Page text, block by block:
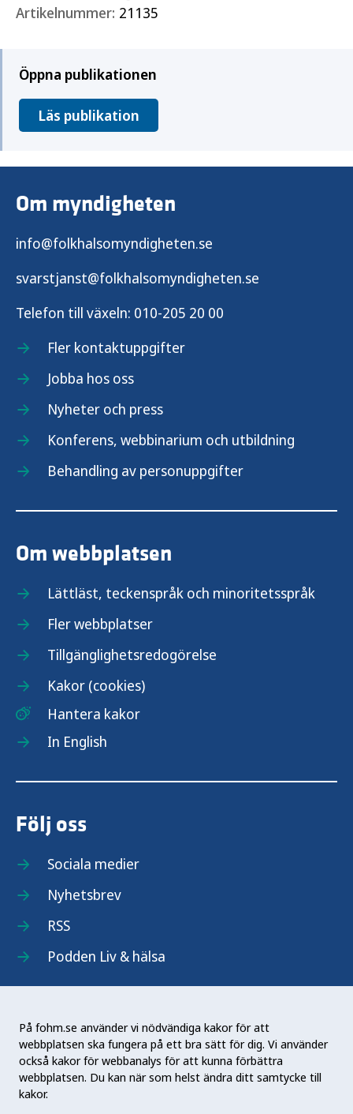
På fohm.se använder vi nödvändiga kakor för att
webbplatsen ska fungera på ett bra sätt för dig. Vi använder
också kakor för webbanalys för att kunna förbättra
webbplatsen. Du kan när som helst ändra ditt samtycke till
kakor.
Artikelnummer: 21135
Öppna publikationen
Läs publikation
Om myndigheten
info@folkhalsomyndigheten.se
svarstjanst@folkhalsomyndigheten.se
Telefon till växeln: 010-205 20 00
Fler kontaktuppgifter
Jobba hos oss
Nyheter och press
Konferens, webbinarium och utbildning
Behandling av personuppgifter
Om webbplatsen
Lättläst, teckenspråk och minoritetsspråk
Fler webbplatser
Tillgänglighetsredogörelse
Kakor (cookies)
Hantera kakor
In English
Följ oss
Sociala medier
Nyhetsbrev
RSS
Podden Liv & hälsa
Folkhälsomyndigheten (Fohm) är en nationell
kunskapsmyndighet som arbetar för en bättre
folkhälsa. Det gör myndigheten genom att